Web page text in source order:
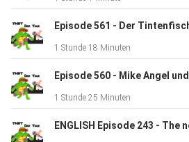
1 Stunde 18 Minuten
1 Stunde 25 Minuten